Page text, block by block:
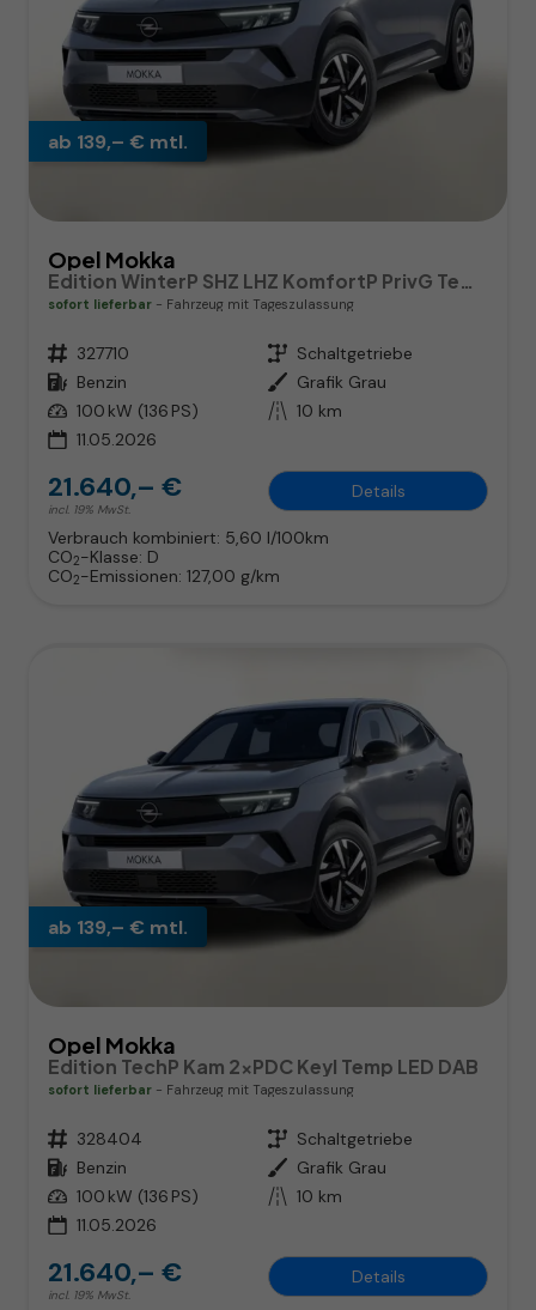
ab 139,– € mtl.
Opel Mokka
sofort lieferbar Fahrzeug mit Tageszulassung
Fahrzeugnr. 327710 Getriebe Schaltgetriebe
Kraftstoff Benzin Außenfarbe Grafik Grau
Leistung 100 kW (136 PS) Kilometerstand 10 km
11.05.2026
21.640,– €
incl. 19% MwSt.
Details
Verbrauch kombiniert: 5,60 l/100km
CO2-Klasse: D
CO2-Emissionen: 127,00 g/km
ab 139,– € mtl.
Opel Mokka
Edition TechP Kam 2xPDC Keyl Temp LED DAB
sofort lieferbar Fahrzeug mit Tageszulassung
Fahrzeugnr. 328404 Getriebe Schaltgetriebe
Kraftstoff Benzin Außenfarbe Grafik Grau
Leistung 100 kW (136 PS) Kilometerstand 10 km
11.05.2026
21.640,– €
incl. 19% MwSt.
Details